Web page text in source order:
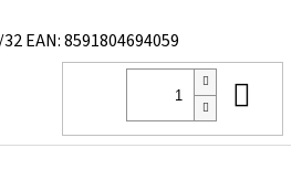
EAN:8591804694059